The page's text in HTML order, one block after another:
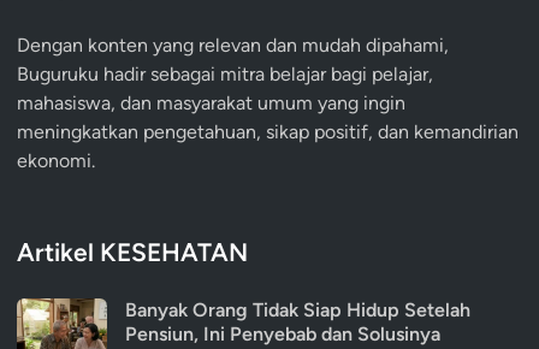
Dengan konten yang relevan dan mudah dipahami,
Buguruku hadir sebagai mitra belajar bagi pelajar,
mahasiswa, dan masyarakat umum yang ingin
meningkatkan pengetahuan, sikap positif, dan kemandirian
ekonomi.
Artikel KESEHATAN
Banyak Orang Tidak Siap Hidup Setelah
Pensiun, Ini Penyebab dan Solusinya